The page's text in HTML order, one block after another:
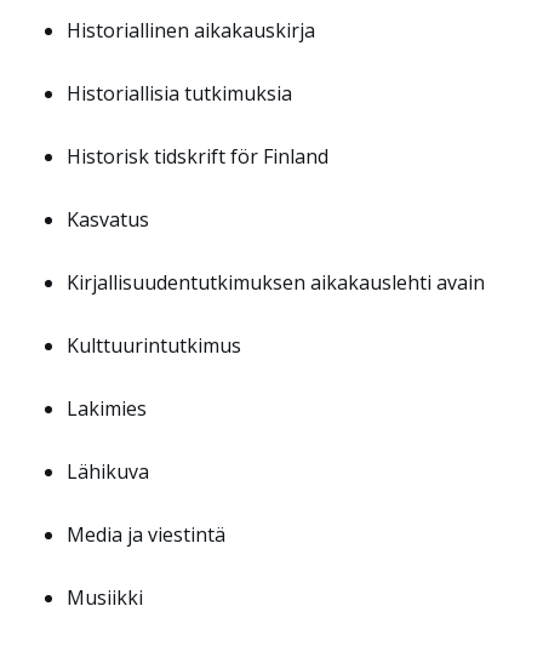
Historiallinen aikakauskirja
Historiallisia tutkimuksia
Historisk tidskrift för Finland
Kasvatus
Kirjallisuudentutkimuksen aikakauslehti avain
Kulttuurintutkimus
Lakimies
Lähikuva
Media ja viestintä
Musiikki